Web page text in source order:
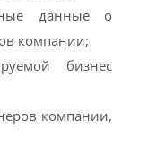
данные о
компании;
бизнес
компании,